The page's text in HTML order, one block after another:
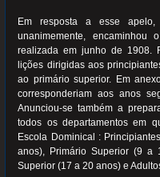
Em resposta a esse
unanimemente, encaminhou
realizada em junho de 1908.
lições dirigidas aos
ao primário superior. Em
corresponderiam aos anos
Anunciou-se também a
todos os departamentos em
Escola Dominical :
anos), Primário Superior (9 a
Superior (17 a 20 anos) e